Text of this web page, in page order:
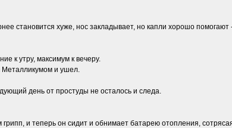
становится хуже, нос закладывает, но капли хорошо
к утру, максимум к вечеру.
Металликумом и ушел.
день от простуды не осталось и следа.
и теперь он сидит и обнимает батарею отопления,